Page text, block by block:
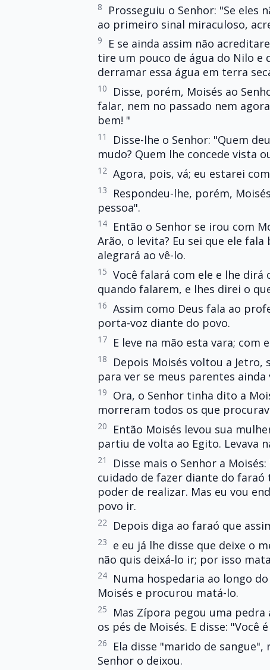
8
Prosseguiu o Senhor: "Se eles
ao primeiro sinal miraculoso,
9
E se ainda assim não
tire um pouco de água do Nilo e
derramar essa água em terra
10
Disse, porém, Moisés ao
falar, nem no passado nem
bem! "
11
Disse-lhe o Senhor: "Quem
mudo? Quem lhe concede vista
12 Agora, pois, vá; eu estarei
13
Respondeu-lhe, porém,
pessoa".
14
Então o Senhor se irou com
Arão, o levita? Eu sei que ele
alegrará ao vê-lo.
15 Você falará com ele e lhe dirá
quando falarem, e lhes direi o
16 Assim como Deus fala ao
porta-voz diante do povo.
17 E leve na mão esta vara; com
18
Depois Moisés voltou a Jetro,
para ver se meus parentes
19
Ora, o Senhor tinha dito a
morreram todos os que
20
Então Moisés levou sua
partiu de volta ao Egito. Levava
21
Disse mais o Senhor a
cuidado de fazer diante do faraó
poder de realizar. Mas eu vou
povo ir.
22 Depois diga ao faraó que
23
e eu já lhe disse que deixe o
não quis deixá-lo ir; por isso
24
Numa hospedaria ao longo
Moisés e procurou matá-lo.
25
Mas Zípora pegou uma
os pés de Moisés. E disse:
26
Ela disse "marido de
Senhor o deixou.